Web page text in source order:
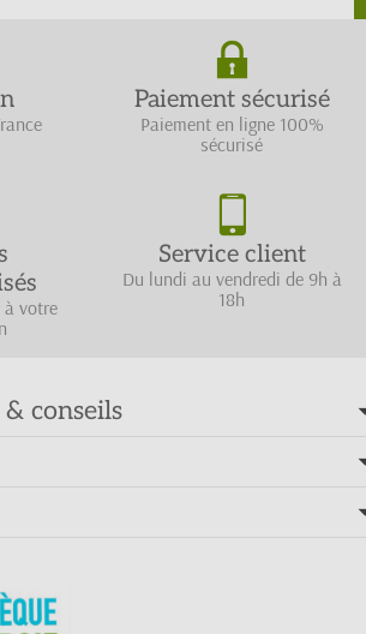
Paiement sécurisé
Paiement en ligne 100%
sécurisé
à votre
Service client
Du lundi au vendredi de 9h à
18h
conseils